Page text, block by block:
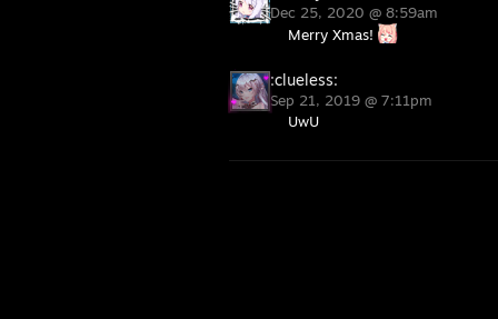
Dec 25, 2020 @ 8:59am
Merry Xmas!
:clueless:
Sep 21, 2019 @ 7:11pm
UwU